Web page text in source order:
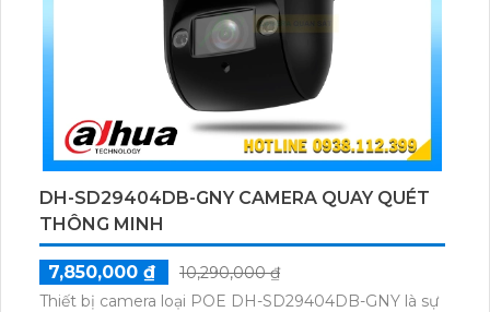
DH-SD29404DB-GNY CAMERA QUAY QUÉT
THÔNG MINH
7,850,000 ₫
10,290,000 ₫
Thiết bị camera loại POE DH-SD29404DB-GNY là sự